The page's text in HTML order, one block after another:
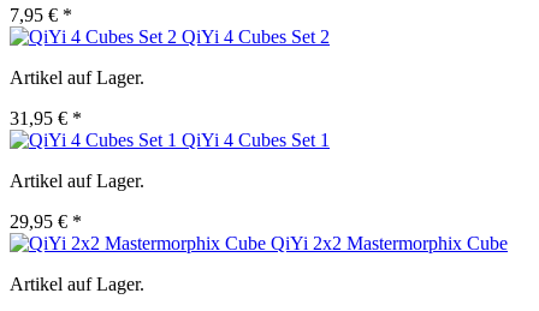
7,95 € *
QiYi 4 Cubes Set 2
Artikel auf Lager.
31,95 € *
QiYi 4 Cubes Set 1
Artikel auf Lager.
29,95 € *
QiYi 2x2 Mastermorphix Cube
Artikel auf Lager.